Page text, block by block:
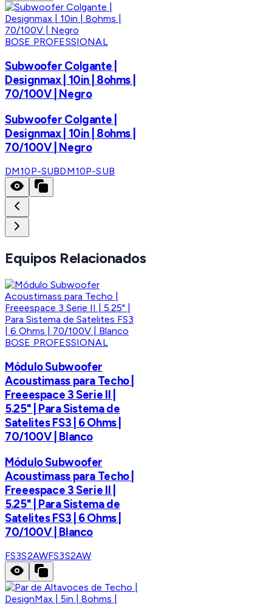
BOSE PROFESSIONAL
Subwoofer Colgante |
Designmax | 10in | 8ohms |
70/100V | Negro
Subwoofer Colgante |
Designmax | 10in | 8ohms |
70/100V | Negro
DM10P-SUBDM10P-SUB
Equipos Relacionados
BOSE PROFESSIONAL
Módulo Subwoofer
Acoustimass para Techo |
Freeespace 3 Serie II |
5.25" | Para Sistema de
Satelites FS3 | 6 Ohms |
70/100V | Blanco
Módulo Subwoofer
Acoustimass para Techo |
Freeespace 3 Serie II |
5.25" | Para Sistema de
Satelites FS3 | 6 Ohms |
70/100V | Blanco
FS3S2AWFS3S2AW